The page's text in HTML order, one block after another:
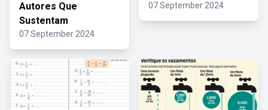
Autores Que
Sustentam
07 September 2024
07 September 2024